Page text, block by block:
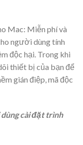
Mac: Miễn phí và
người dùng tính
độc hại. Trong khi
thiết bị của bạn để
gián điệp, mã độc
cài đặt trình